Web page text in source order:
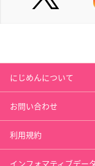
にじめんについて
お問い合わせ
利用規約
インフォマティブデー